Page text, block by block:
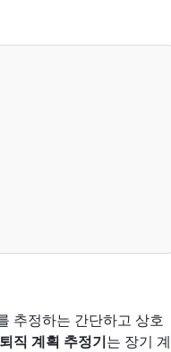
추정하는 간단하고 상호
퇴직 계획 추정기는 장기 계